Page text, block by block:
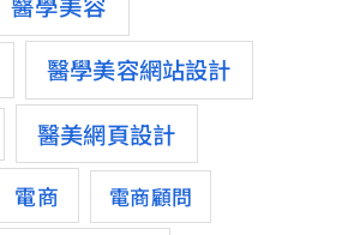
醫學美容網站設計
醫美網頁設計
電商 電商顧問